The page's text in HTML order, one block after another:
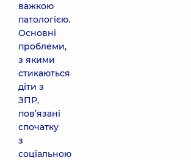
важкою
патологією.
Основні
проблеми,
з якими
стикаються
діти з
ЗПР,
пов’язані
спочатку
з
соціальною